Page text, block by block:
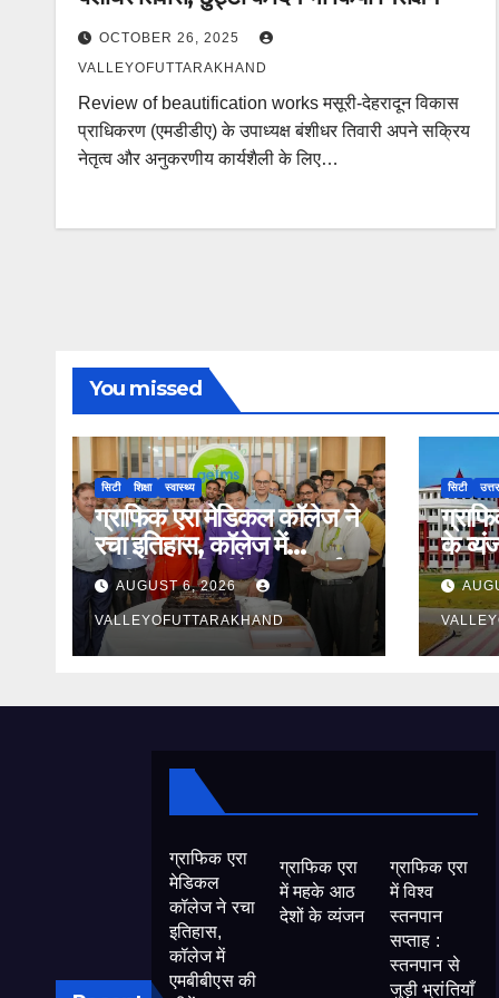
OCTOBER 26, 2025
VALLEYOFUTTARAKHAND
Review of beautification works मसूरी-देहरादून विकास
प्राधिकरण (एमडीडीए) के उपाध्यक्ष बंशीधर तिवारी अपने सक्रिय
नेतृत्व और अनुकरणीय कार्यशैली के लिए…
You missed
सिटी शिक्षा स्वास्थ्य
ग्राफिक एरा मेडिकल कॉलेज ने
रचा इतिहास, कॉलेज में
एमबीबीएस की सीटें बढ़कर हुईं
250
AUGUST 6, 2026
VALLEYOFUTTARAKHAND
सिटी
के
ग्राफिक एरा
मेडिकल
कॉलेज ने रचा
इतिहास,
कॉलेज में
एमबीबीएस की
ग्राफिक एरा
में महके आठ
देशों के व्यंजन
ग्राफिक एरा
में विश्व
स्तनपान
सप्ताह :
स्तनपान से
जुड़ी भ्रांतियाँ